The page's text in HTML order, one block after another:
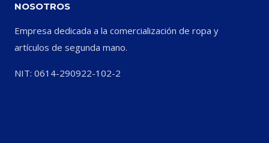
NOSOTROS
Empresa dedicada a la comercialización de ropa y
artículos de segunda mano.
NIT: 0614-290922-102-2